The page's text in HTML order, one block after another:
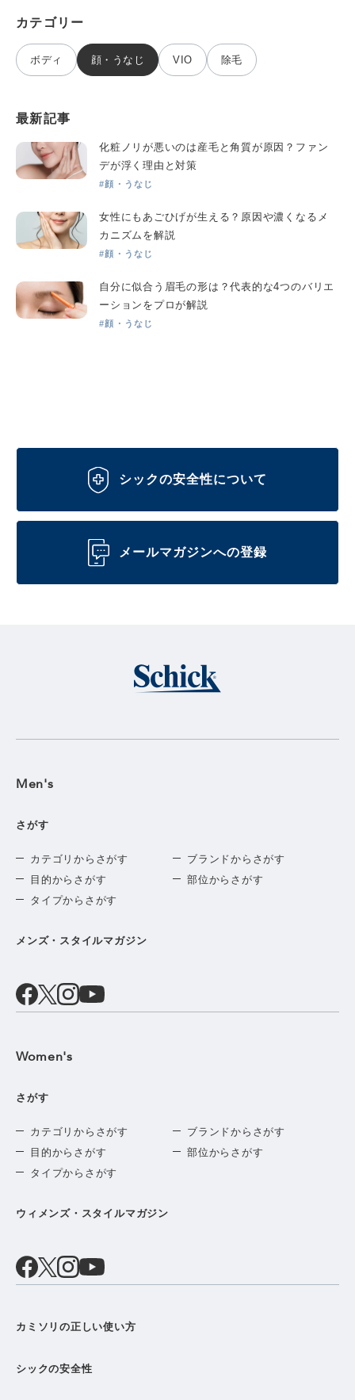
カテゴリー
ボディ 顔・うなじ VIO 除毛
最新記事
化粧ノリが悪いのは産毛と角質が原因？ファン
デが浮く理由と対策
#顔・うなじ
女性にもあごひげが生える？原因や濃くなるメ
カニズムを解説
#顔・うなじ
自分に似合う眉毛の形は？代表的な4つのバリエ
ーションをプロが解説
#顔・うなじ
シックの安全性について
メールマガジンへの登録
Men's
さがす
カテゴリからさがす
ブランドからさがす
目的からさがす
部位からさがす
タイプからさがす
メンズ・スタイルマガジン
Women's
さがす
カテゴリからさがす
ブランドからさがす
目的からさがす
部位からさがす
タイプからさがす
ウィメンズ・スタイルマガジン
カミソリの正しい使い方
シックの安全性